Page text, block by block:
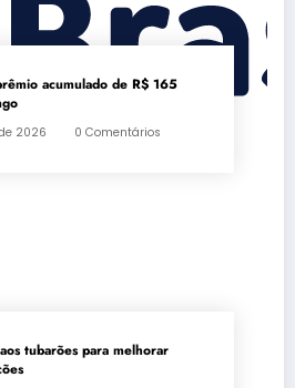
acumulado de R$ 165
2026 0 Comentários
tubarões para melhorar